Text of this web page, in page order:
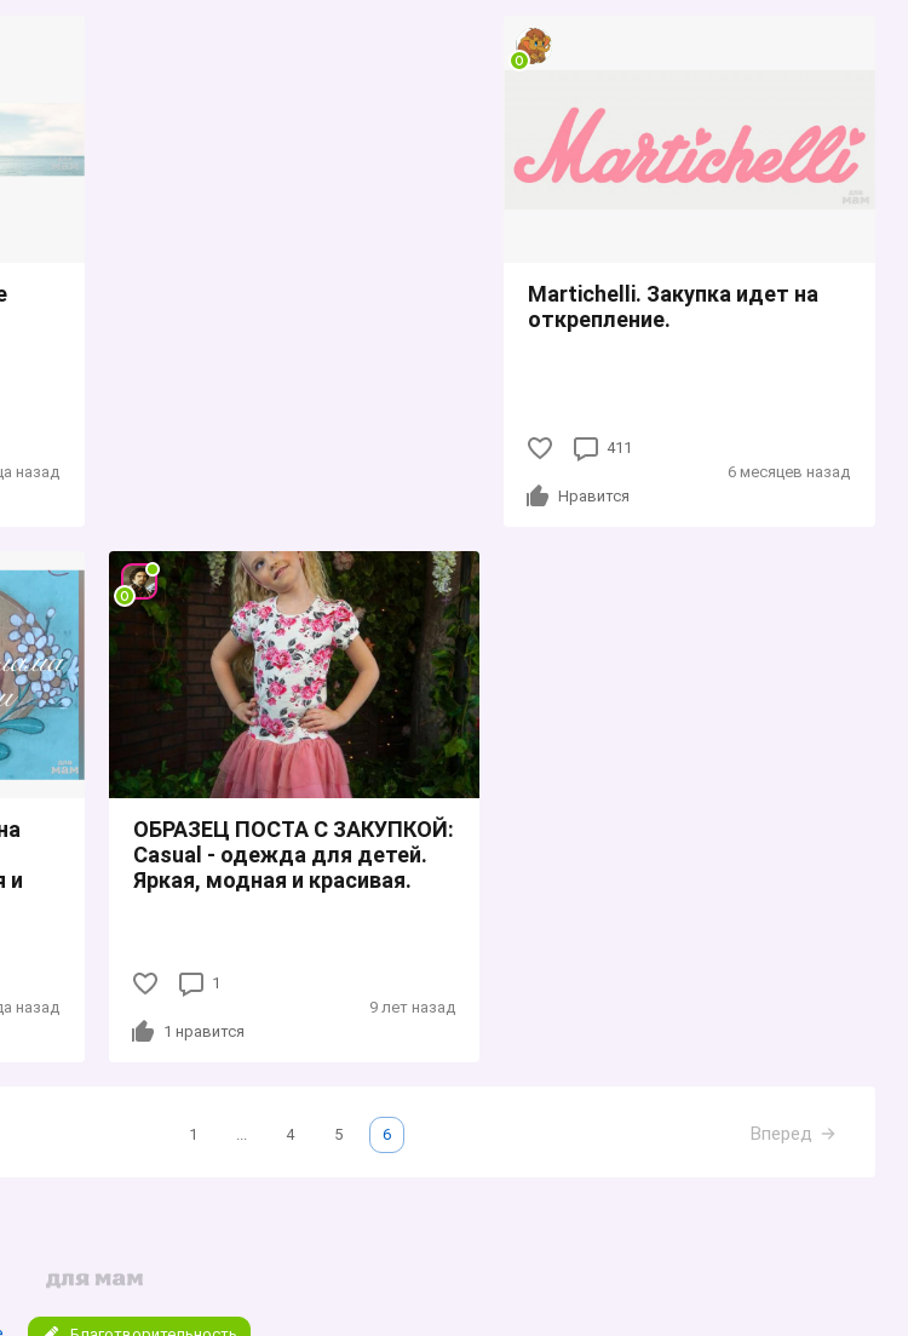
назад
Martichelli. Закупка идет на
открепление.
411
Нравится
6 месяцев назад
и
назад
ОБРАЗЕЦ ПОСТА С ЗАКУПКОЙ:
Саsuаl - одежда для детей.
Яркая, модная и красивая.
1
1 нравится
9 лет назад
Вперед
1 ... 4 5 6